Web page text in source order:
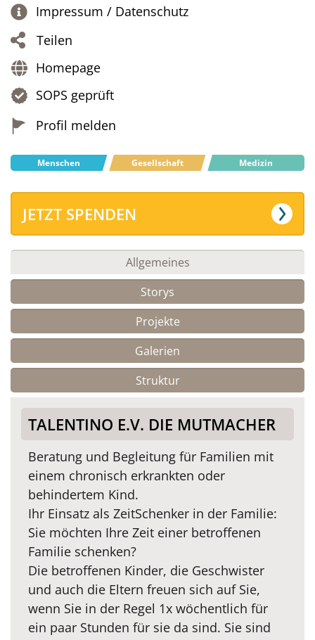
Impressum / Datenschutz
Teilen
Homepage
SOPS geprüft
Profil melden
Menschen Gesellschaft Medizin
JETZT SPENDEN
Allgemeines
Storys
Projekte
Galerien
Struktur
TALENTINO E.V. DIE MUTMACHER
Beratung und Begleitung für Familien mit
einem chronisch erkrankten oder
behindertem Kind.
Ihr Einsatz als ZeitSchenker in der Familie:
Sie möchten Ihre Zeit einer betroffenen
Familie schenken?
Die betroffenen Kinder, die Geschwister
und auch die Eltern freuen sich auf Sie,
wenn Sie in der Regel 1x wöchentlich für
ein paar Stunden für sie da sind. Sie sind